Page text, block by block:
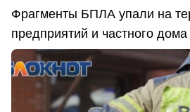
Фрагменты БПЛА упали на
предприятий и частного дома